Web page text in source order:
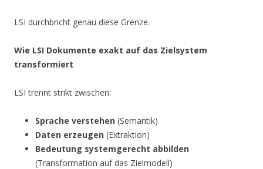
LSI durchbricht genau diese Grenze.
Wie LSI Dokumente exakt auf das Zielsystem
transformiert
LSI trennt strikt zwischen:
Sprache verstehen (Semantik)
Daten erzeugen (Extraktion)
Bedeutung systemgerecht abbilden
(Transformation auf das Zielmodell)